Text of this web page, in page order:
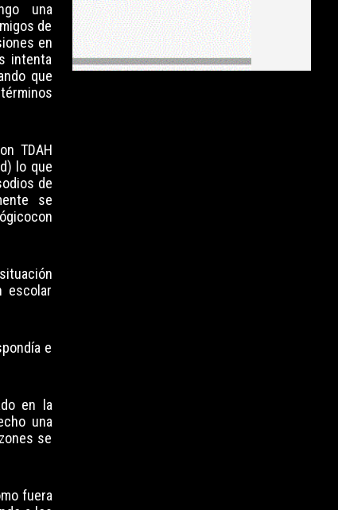
una
de
en
intenta
que
TDAH
lo que
de
se
escolar
e
en la
una
se
fuera